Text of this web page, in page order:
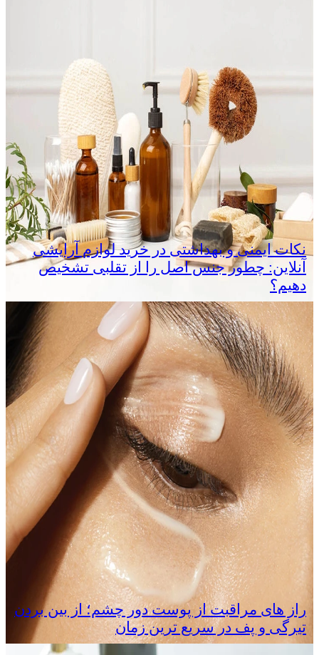
نکات ایمنی و بهداشتی در خرید لوازم آرایشی
آنلاین: چطور جنس اصل را از تقلبی تشخیص
دهیم؟
راز های مراقبت از پوست دور چشم؛ از بین بردن
تیرگی و پف در سریع‌ ترین زمان